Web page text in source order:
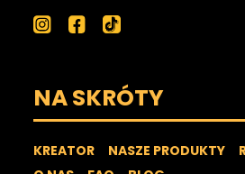
NA SKRÓTY
KREATOR NASZE PRODUKTY